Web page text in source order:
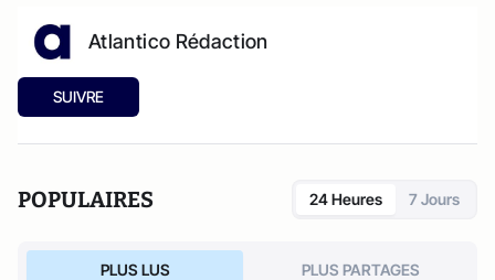
Atlantico Rédaction
SUIVRE
POPULAIRES 24 Heures 7 Jours
PLUS LUS PLUS PARTAGES